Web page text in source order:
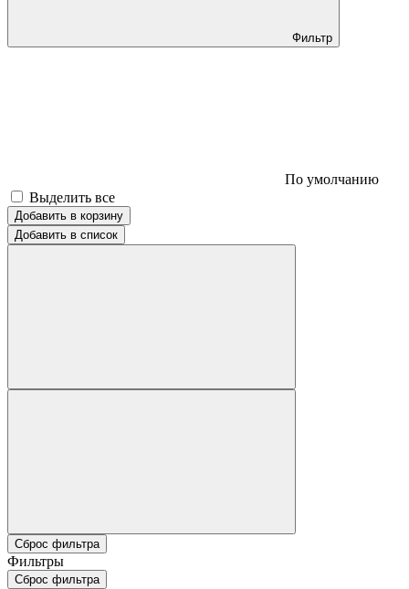
Фильтр
По умолчанию
Выделить все
Добавить в корзину
Добавить в список
Сброс фильтра
Фильтры
Сброс фильтра